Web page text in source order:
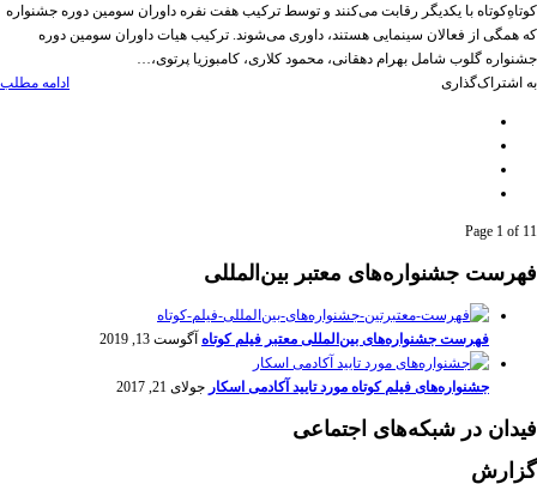
کوتاهِ‌کوتاه با یکدیگر رقابت می‌کنند و توسط ترکیب هفت نفره‌ داوران سومین دوره‌ جشنواره
که همگی از فعالان سینمایی هستند، داوری می‌شوند. ترکیب هیات داوران سومین دوره‌
جشنواره‌ گلوب شامل بهرام دهقانی، محمود کلاری، کامبوزیا پرتوی،…
ادامه مطلب
به اشتراک‌گذاری
Page 1 of 1 1
فهرست جشنواره‌های معتبر بین‌المللی
فهرست جشنواره‌های بین‌المللی معتبر فیلم کوتاه آگوست 13, 2019
جشنواره‌های فیلم کوتاه مورد تایید آکادمی اسکار جولای 21, 2017
فیدان در شبکه‌های اجتماعی
گزارش